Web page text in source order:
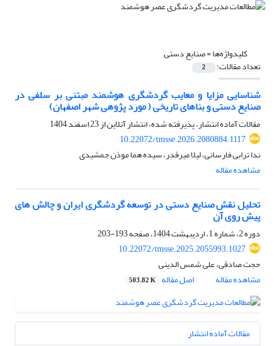
کلیدواژه‌ها =صنایع دستی
تعداد مقالات: 2
شناسایی مزایا و معایب گردشگری هوشمند مبتنی بر سلفی در
صنایع دستی و بناهای تاریخی ( مورد پژوهی شهر اصفهان)
مقالات آماده انتشار، پذیرفته شده، انتشار آنلاین از23 اسفند 1404
10.22072/tmsse.2026.2080884.1117
ندا ترابی فارسانی، لیلا میرقدر، سیده هما موذن جمشیدی
مشاهده مقاله
تحلیل نقش صنایع دستی در توسعه گردشگری ایران و چالش های
پیش روی آن
دوره 2، شماره 1، اردیبهشت 1404، صفحه
193-203
10.22072/tmsse.2025.2055993.1027
حجت صادقی، علی شمس الدینی
مشاهده مقاله
اصل مقاله 503.82 K
مقالات آماده انتشار